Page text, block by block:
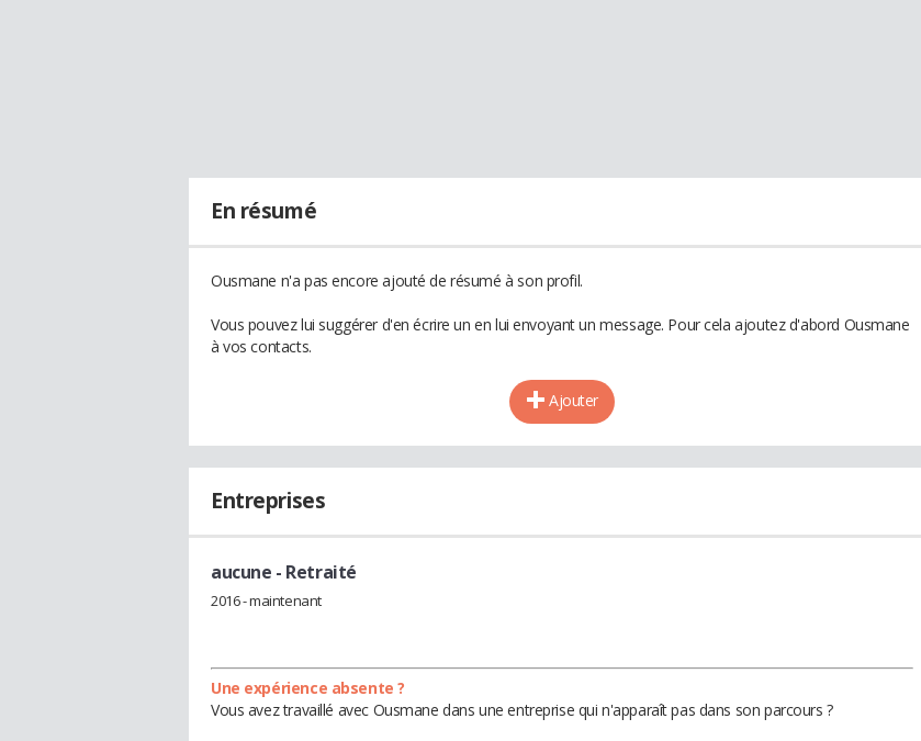
En résumé
Ousmane n'a pas encore ajouté de résumé à son profil.
Vous pouvez lui suggérer d'en écrire un en lui envoyant un message. Pour cela ajoutez d'abord Ousmane
à vos contacts.
Ajouter
Entreprises
aucune - Retraité
2016 - maintenant
Une expérience absente ?
Vous avez travaillé avec Ousmane dans une entreprise qui n'apparaît pas dans son parcours ?